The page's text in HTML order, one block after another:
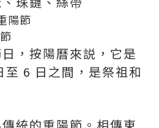
陽節
，按陽曆來説，它是
6 日之間，是祭祖和